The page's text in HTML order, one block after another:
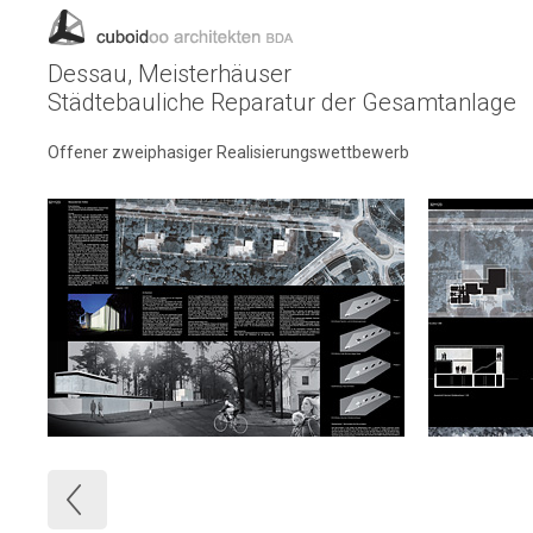
Dessau, Meisterhäuser
Städtebauliche Reparatur der Gesamtanlage
Offener zweiphasiger Realisierungswettbewerb